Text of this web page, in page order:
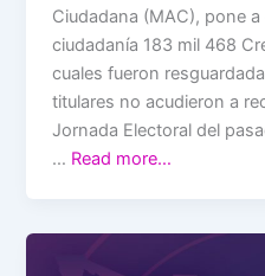
Ciudadana (MAC), pone
ciudadanía 183 mil 468
cuales fueron
titulares no acudieron a
Jornada Electoral del
… Read more…